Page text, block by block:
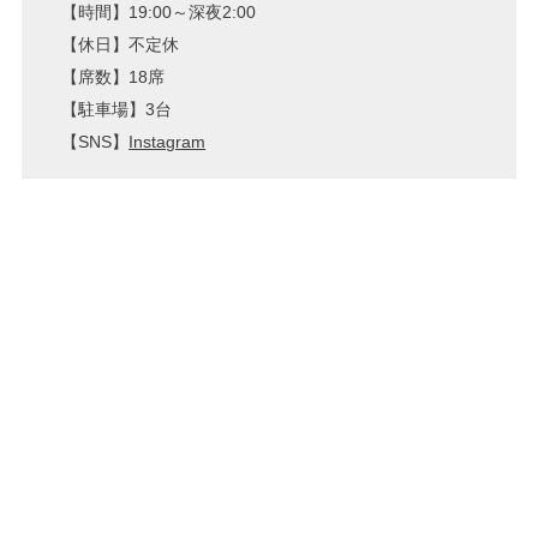
【時間】19:00～深夜2:00
【休日】不定休
【席数】18席
【駐車場】3台
【SNS】 Instagram